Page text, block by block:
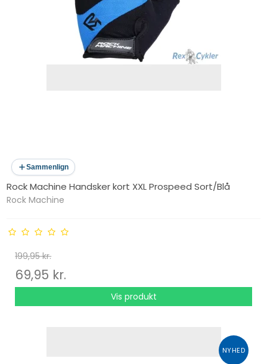
Sammenlign
Rock Machine Handsker kort XXL Prospeed Sort/Blå
Rock Machine
199,95 kr.
69,95 kr.
Vis produkt
NYHED